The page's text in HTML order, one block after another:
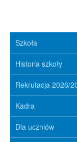
Szkoła
Historia szkoły
Rekrutacja 2026/
Kadra
Dla uczniów